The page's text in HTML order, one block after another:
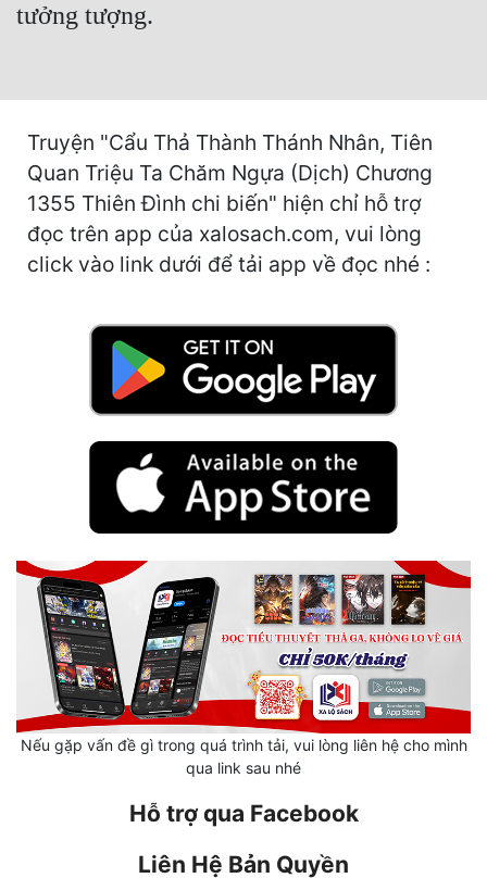
Kiếm Hiệp
Kỳ Huyễn
Kỳ Ảo
Ngôn Tình
Ngược
Nữ Cường
Nữ Phụ
Phong Thủy - Tâm Linh
tưởng tượng.
Truyện "Cẩu Thả Thành Thánh Nhân, Tiên
Quan Triệu Ta Chăm Ngựa (Dịch) Chương
1355 Thiên Đình chi biến" hiện chỉ hỗ trợ
đọc trên app của xalosach.com, vui lòng
click vào link dưới để tải app về đọc nhé :
Nếu gặp vấn đề gì trong quá trình tải, vui lòng liên hệ cho mình
qua link sau nhé
Hỗ trợ qua Facebook
Liên Hệ Bản Quyền